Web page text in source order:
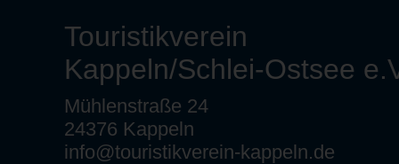
Touristikverein
Kappeln/Schlei-Ostsee
Mühlenstraße 24
24376 Kappeln
info@touristikverein-kappeln.de